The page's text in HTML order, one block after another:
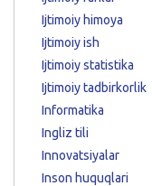
Ijtimoiy himoya
Ijtimoiy ish
Ijtimoiy statistika
Ijtimoiy tadbirkorlik
Informatika
Ingliz tili
Innovatsiyalar
Inson huquqlari